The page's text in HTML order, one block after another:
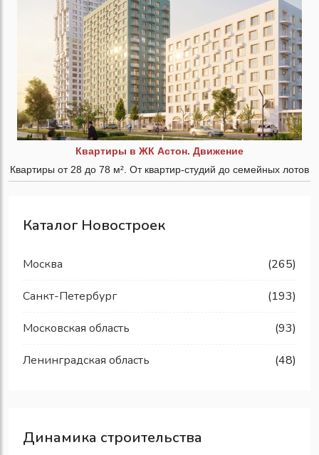
Квартиры в ЖК Астон. Движение
Квартиры от 28 до 78 м². От квартир-студий до семейных лотов
Каталог Новостроек
Москва (265)
Санкт-Петербург (193)
Московская область (93)
Ленинградская область (48)
Динамика строительства